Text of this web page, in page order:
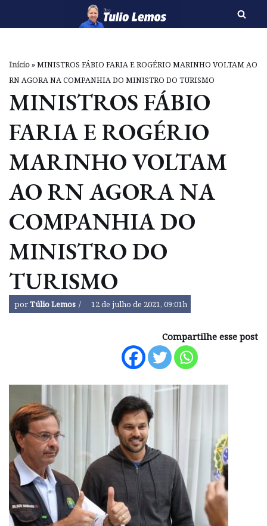
o
conteúdo
Início»MINISTROS FÁBIO FARIA E ROGÉRIO MARINHO VOLTAM AO
RN AGORA NA COMPANHIA DO MINISTRO DO TURISMO
MINISTROS FÁBIO
FARIA E ROGÉRIO
MARINHO VOLTAM
AO RN AGORA NA
COMPANHIA DO
MINISTRO DO
TURISMO
porTúlio Lemos 12 de julho de 2021, 09:01h
Compartilhe esse post